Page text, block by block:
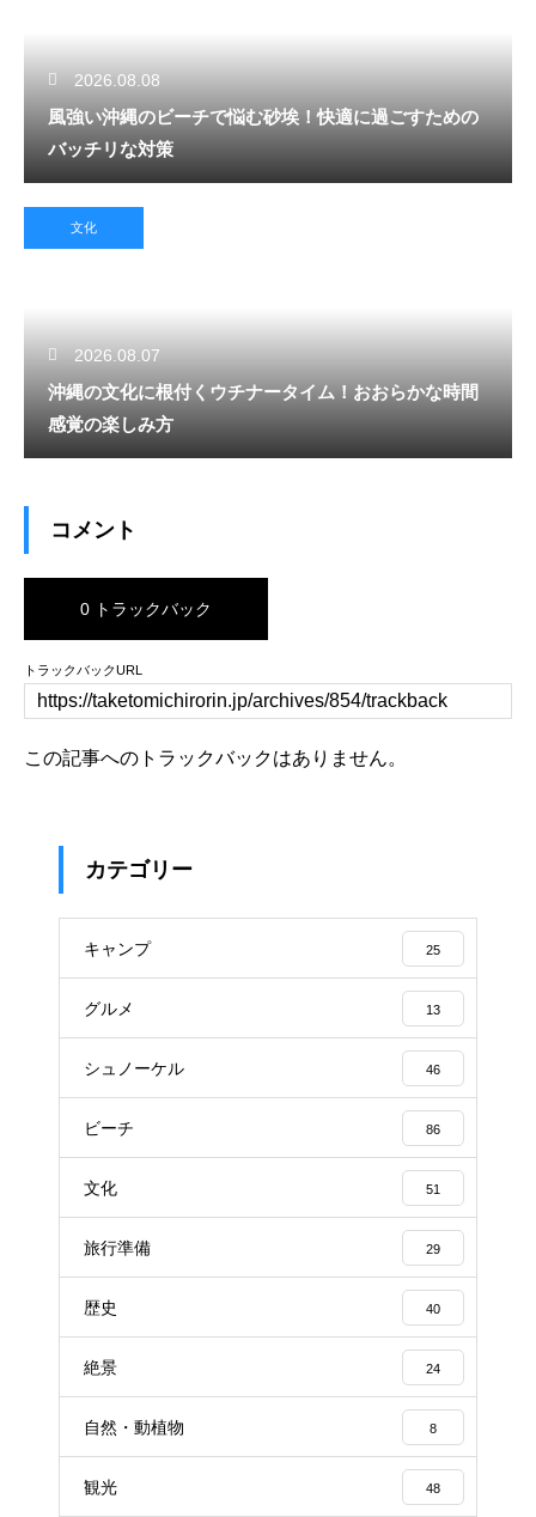
2026.08.08
風強い沖縄のビーチで悩む砂埃！快適に過ごすための
バッチリな対策
文化
2026.08.07
沖縄の文化に根付くウチナータイム！おおらかな時間
感覚の楽しみ方
コメント
0 トラックバック
トラックバックURL
この記事へのトラックバックはありません。
カテゴリー
キャンプ 25
グルメ 13
シュノーケル 46
ビーチ 86
文化 51
旅行準備 29
歴史 40
絶景 24
自然・動植物 8
観光 48